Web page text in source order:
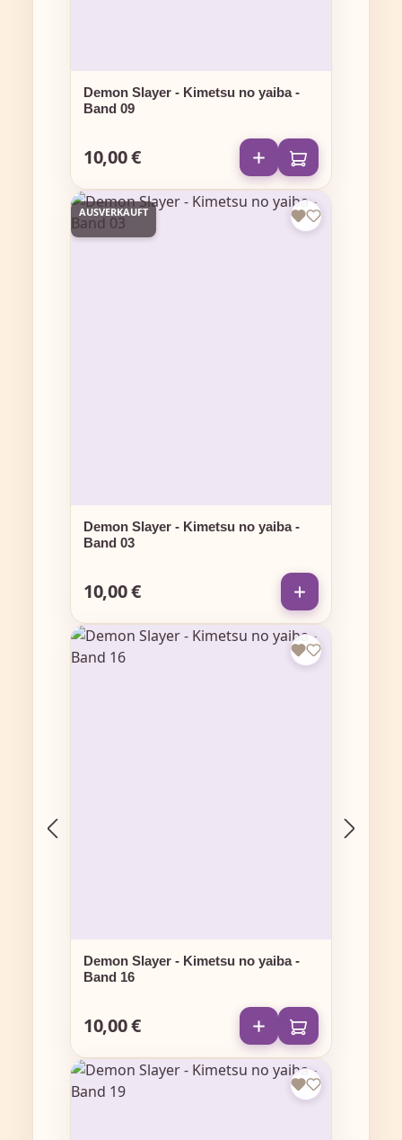
Demon Slayer - Kimetsu no yaiba -
Band 09
Regulärer Preis:
10,00 €
AUSVERKAUFT
Demon Slayer - Kimetsu no yaiba -
Band 03
Regulärer Preis:
10,00 €
Demon Slayer - Kimetsu no yaiba -
Band 16
Regulärer Preis:
10,00 €